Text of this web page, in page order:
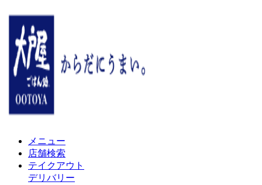
メニュー
店舗検索
テイクアウト
デリバリー